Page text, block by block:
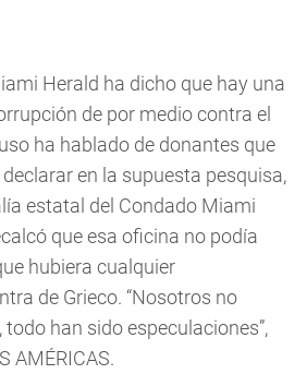
Herald ha dicho que hay una
de por medio contra el
ha hablado de donantes que
en la supuesta pesquisa,
estatal del Condado Miami
que esa oficina no podía
hubiera cualquier
de Grieco. “Nosotros no
han sido especulaciones”,
AMÉRICAS.